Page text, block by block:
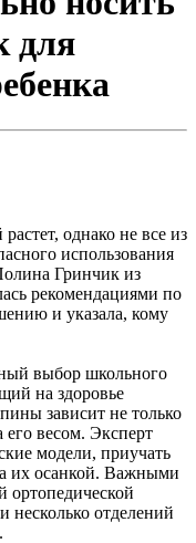
для
однако не все из
использования
Гринчик из
рекомендациями по
и указала, кому
выбор школьного
на здоровье
зависит не только
его весом. Эксперт
модели, приучать
их осанкой. Важными
ортопедической
несколько отделений